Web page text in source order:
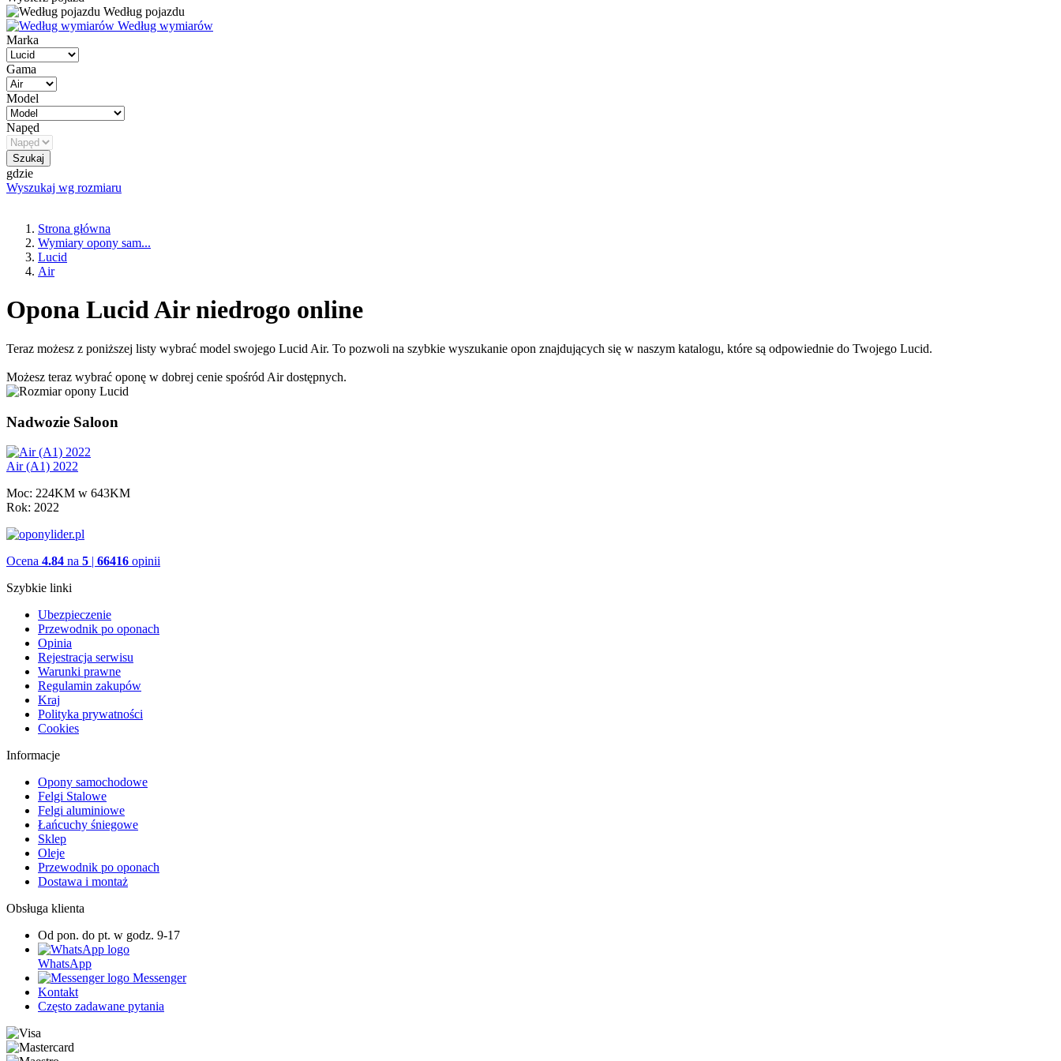
Według pojazdu
Według wymiarów
Marka
Gama
Model
Napęd
Szukaj
gdzie
Wyszukaj wg rozmiaru
Strona główna
Wymiary opony sam...
Lucid
Air
Opona Lucid Air niedrogo online
Teraz możesz z poniższej listy wybrać model swojego Lucid Air. To pozwoli na szybkie wyszukanie opon znajdujących się w naszym katalogu, które są odpowiednie do Twojego Lucid.
Możesz teraz wybrać oponę w dobrej cenie spośród Air dostępnych.
Nadwozie Saloon
Air (A1) 2022
Moc: 224KM w 643KM
Rok: 2022
Ocena 4.84 na 5 | 66416 opinii
Szybkie linki
Ubezpieczenie
Przewodnik po oponach
Opinia
Rejestracja serwisu
Warunki prawne
Regulamin zakupów
Kraj
Polityka prywatności
Cookies
Informacje
Opony samochodowe
Felgi Stalowe
Felgi aluminiowe
Łańcuchy śniegowe
Sklep
Oleje
Przewodnik po oponach
Dostawa i montaż
Obsługa klienta
Od pon. do pt. w godz. 9-17
WhatsApp
Messenger
Kontakt
Często zadawane pytania